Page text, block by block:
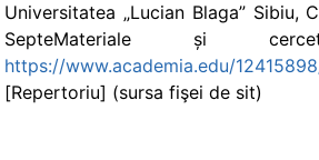
Universitatea „Lucian Blaga”
SepteMateriale și
https://www.academia.edu/
[Repertoriu] (sursa fişei de sit)